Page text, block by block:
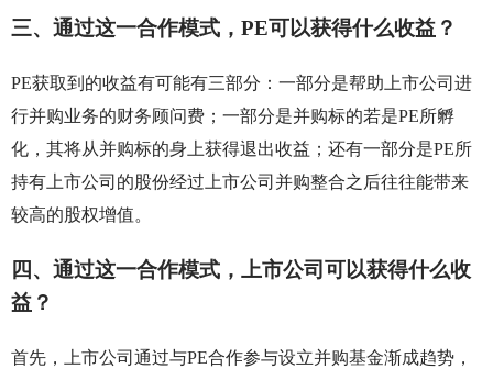
三、通过这一合作模式，PE可以获得什么收益？
PE获取到的收益有可能有三部分：一部分是帮助上市公司进
行并购业务的财务顾问费；一部分是并购标的若是PE所孵
化，其将从并购标的身上获得退出收益；还有一部分是PE所
持有上市公司的股份经过上市公司并购整合之后往往能带来
较高的股权增值。
四、通过这一合作模式，上市公司可以获得什么收
益？
首先，上市公司通过与PE合作参与设立并购基金渐成趋势，